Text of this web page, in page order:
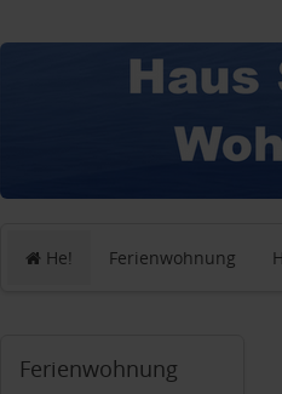
He! Ferienwohnung
Ferienwohnung